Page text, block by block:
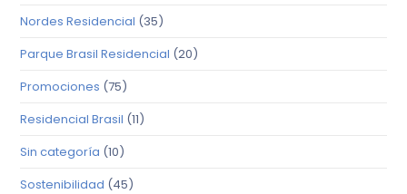
Nordes Residencial (35)
Parque Brasil Residencial (20)
Promociones (75)
Residencial Brasil (11)
Sin categoría (10)
Sostenibilidad (45)